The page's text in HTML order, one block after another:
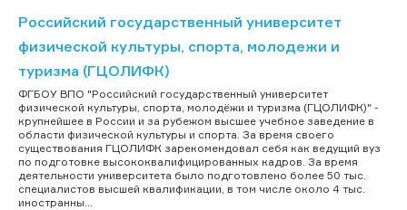
Российский государственный университет
физической культуры, спорта, молодежи и
туризма (ГЦОЛИФК)
ФГБОУ ВПО "Российский государственный университет
физической культуры, спорта, молодёжи и туризма (ГЦОЛИФК)" -
крупнейшее в России и за рубежом высшее учебное заведение в
области физической культуры и спорта. За время своего
существования ГЦОЛИФК зарекомендовал себя как ведущий вуз
по подготовке высококвалифицированных кадров. За время
деятельности университета было подготовлено более 50 тыс.
специалистов высшей квалификации, в том числе около 4 тыс.
иностранны...